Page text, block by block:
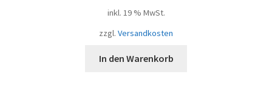
inkl. 19 % MwSt.
zzgl. Versandkosten
In den Warenkorb